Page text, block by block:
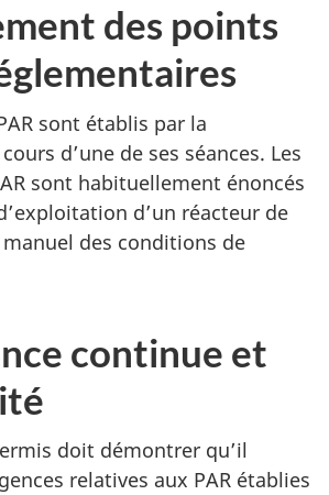
des points
sont établis par la
d’une de ses séances. Les
sont habituellement énoncés
d’un réacteur de
des conditions de
continue et
doit démontrer qu’il
relatives aux PAR établies